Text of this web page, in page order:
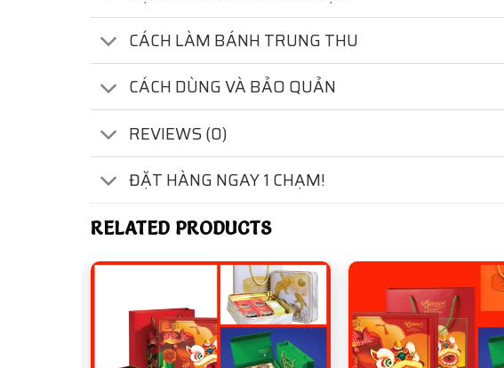
CÁCH LÀM BÁNH TRUNG THU
CÁCH DÙNG VÀ BẢO QUẢN
REVIEWS (0)
ĐẶT HÀNG NGAY 1 CHẠM!
RELATED PRODUCTS